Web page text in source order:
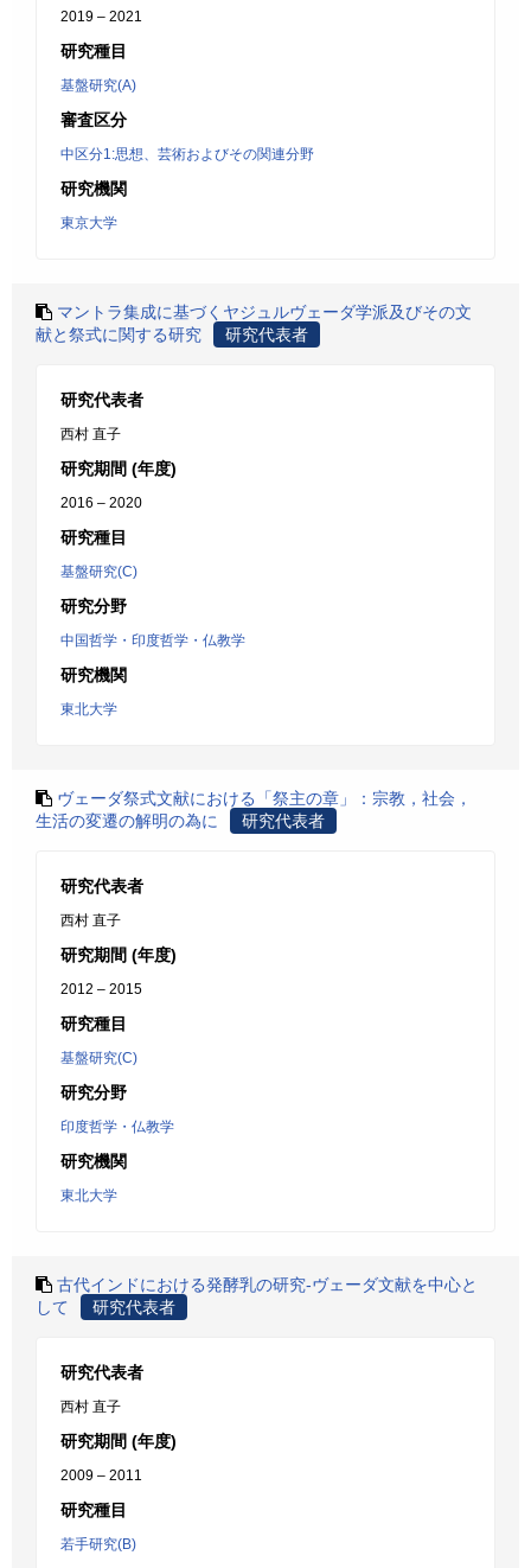
2019 – 2021
研究種目
基盤研究(A)
審査区分
中区分1:思想、芸術およびその関連分野
研究機関
東京大学
マントラ集成に基づくヤジュルヴェーダ学派及びその文
献と祭式に関する研究
研究代表者
研究代表者
西村 直子
研究期間 (年度)
2016 – 2020
研究種目
基盤研究(C)
研究分野
中国哲学・印度哲学・仏教学
研究機関
東北大学
ヴェーダ祭式文献における「祭主の章」：宗教，社会，
生活の変遷の解明の為に
研究代表者
研究代表者
西村 直子
研究期間 (年度)
2012 – 2015
研究種目
基盤研究(C)
研究分野
印度哲学・仏教学
研究機関
東北大学
古代インドにおける発酵乳の研究-ヴェーダ文献を中心と
して
研究代表者
研究代表者
西村 直子
研究期間 (年度)
2009 – 2011
研究種目
若手研究(B)